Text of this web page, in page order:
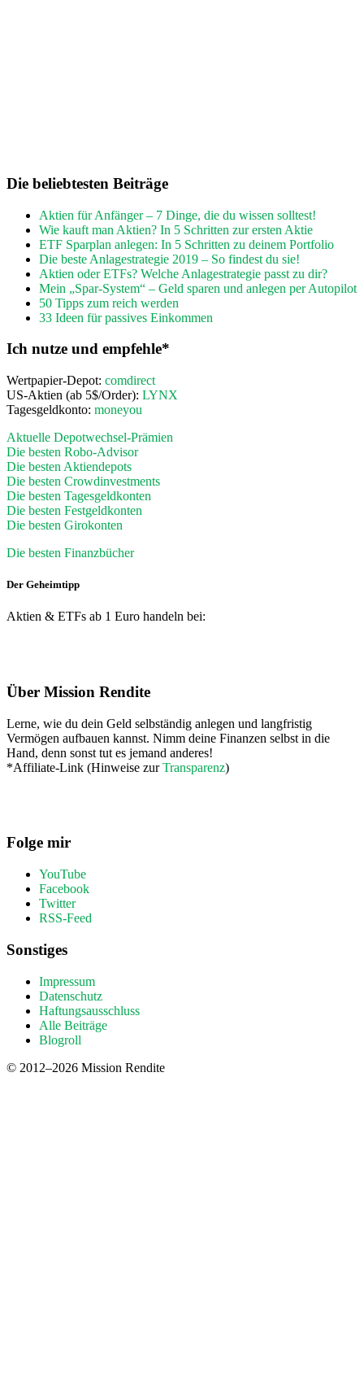
Die beliebtesten Beiträge
Aktien für Anfänger – 7 Dinge, die du wissen solltest!
Wie kauft man Aktien? In 5 Schritten zur ersten Aktie
ETF Sparplan anlegen: In 5 Schritten zu deinem Portfolio
Die beste Anlagestrategie 2019 – So findest du sie!
Aktien oder ETFs? Welche Anlagestrategie passt zu dir?
Mein „Spar-System“ – Geld sparen und anlegen per Autopilot
50 Tipps zum reich werden
33 Ideen für passives Einkommen
Ich nutze und empfehle*
Wertpapier-Depot: comdirect
US-Aktien (ab 5$/Order): LYNX
Tagesgeldkonto: moneyou
Aktuelle Depotwechsel-Prämien
Die besten Robo-Advisor
Die besten Aktiendepots
Die besten Crowdinvestments
Die besten Tagesgeldkonten
Die besten Festgeldkonten
Die besten Girokonten
Die besten Finanzbücher
Der Geheimtipp
Aktien & ETFs ab 1 Euro handeln bei:
Footer
Über Mission Rendite
Lerne, wie du dein Geld selbständig anlegen und langfristig
Vermögen aufbauen kannst. Nimm deine Finanzen selbst in die
Hand, denn sonst tut es jemand anderes!
*Affiliate-Link (Hinweise zurTransparenz)
Folge mir
YouTube
Facebook
Twitter
RSS-Feed
Sonstiges
Impressum
Datenschutz
Haftungsausschluss
Alle Beiträge
Blogroll
© 2012–2026 Mission Rendite